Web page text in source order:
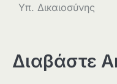
Υπ. Δικαιοσύνης
Διαβάστε